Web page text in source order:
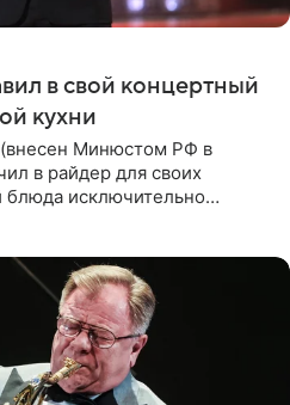
в свой концертный
кухни
Минюстом РФ в
в райдер для своих
исключительно